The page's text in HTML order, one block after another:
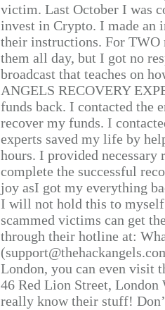
victim. Last October I was
invest in Crypto. I made
their instructions. For TWO
them all day, but I got no
broadcast that teaches on
ANGELS RECOVERY
funds back. I contacted the
recover my funds. I
experts saved my life by
hours. I provided
complete the successful
joy asI got my everything
I will not hold this to
scammed victims can get
through their hotline at:
London, you can even visit
46 Red Lion Street, London
really know their stuff!